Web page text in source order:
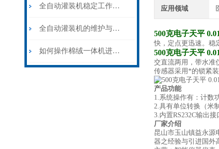
全自动灌装机稳定工作需要注意什么？
全自动灌装机的维护与保养
如何操作棉绒一体机进行填充？
应用领域
500克电子天平
快，定点更迅速。稳
500克电子天平
交直流两用，带水准
传感器采用*的锁紧
产品功能
1.系统操作有：计数
2.具有单位转换（米
3.内置RS232C输出
厂家介绍
昆山市玉山镇益永源
器之经验与引进国外